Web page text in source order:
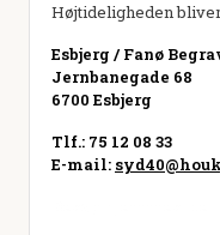
Højtideligheden
Esbjerg / Fanø
Jernbanegade 68
6700 Esbjerg
Tlf.: 75 12 08 33
E-mail: